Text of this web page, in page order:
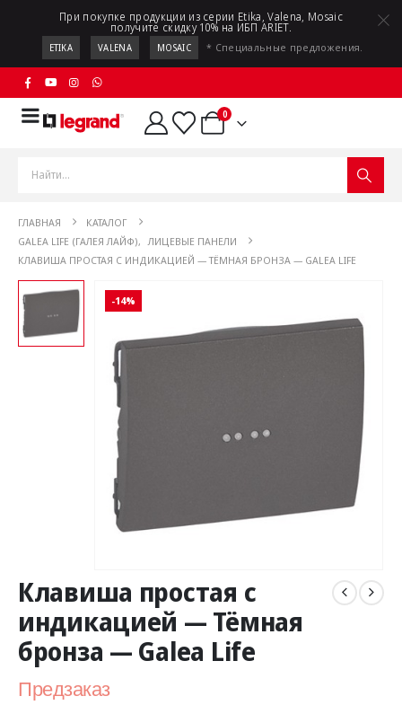
При покупке продукции из серии Etika, Valena, Mosaic
получите скидку 10% на ИБП ARIET.
ETIKA VALENA MOSAIC * Специальные предложения.
0
ГЛАВНАЯ
КАТАЛОГ
GALEA LIFE (ГАЛЕЯ ЛАЙФ), ЛИЦЕВЫЕ ПАНЕЛИ
КЛАВИША ПРОСТАЯ С ИНДИКАЦИЕЙ — ТЁМНАЯ БРОНЗА — GALEA LIFE
-14%
Клавиша простая с
индикацией — Тёмная
бронза — Galea Life
Предзаказ